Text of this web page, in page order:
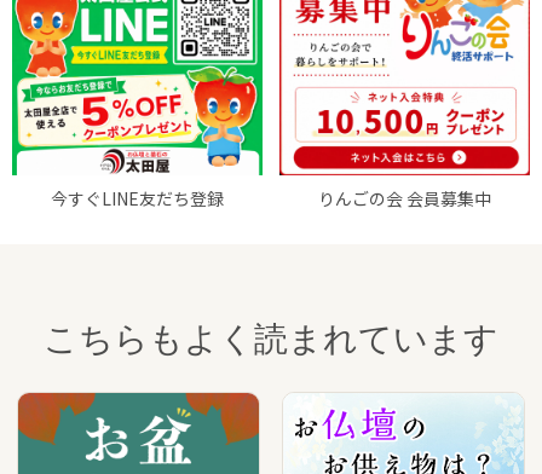
今すぐLINE友だち登録 りんごの会 会員募集中
こちらもよく読まれています